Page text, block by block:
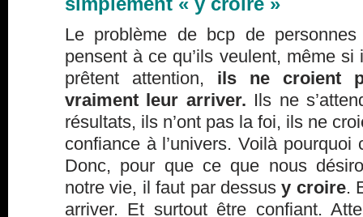
Le problème de bcp de
pensent à ce qu’ils veulent, même si
prêtent attention, ils ne croient
vraiment leur arriver. Ils ne
résultats, ils n’ont pas la foi, ils ne
confiance à l’univers. Voilà
Donc, pour que ce que nous
notre vie, il faut par dessusy croire.
arriver. Et surtout être confiant.